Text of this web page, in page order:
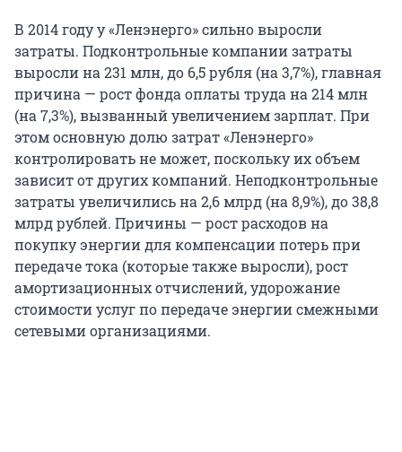
В 2014 году у «Ленэнерго» сильно выросли
затраты. Подконтрольные компании затраты
выросли на 231 млн, до 6,5 рубля (на 3,7%), главная
причина — рост фонда оплаты труда на 214 млн
(на 7,3%), вызванный увеличением зарплат. При
этом основную долю затрат «Ленэнерго»
контролировать не может, поскольку их объем
зависит от других компаний. Неподконтрольные
затраты увеличились на 2,6 млрд (на 8,9%), до 38,8
млрд рублей. Причины — рост расходов на
покупку энергии для компенсации потерь при
передаче тока (которые также выросли), рост
амортизационных отчислений, удорожание
стоимости услуг по передаче энергии смежными
сетевыми организациями.